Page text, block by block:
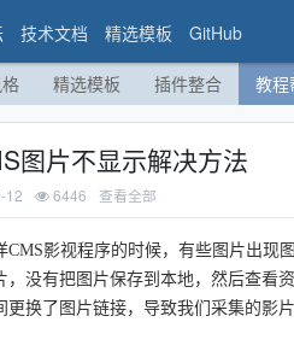
技术文档 精选模板 GitHub
精选模板 插件整合 教程
图片不显示解决方法
12 6446 查看全部
CMS影视程序的时候，有些图片出现
，没有把图片保存到本地，然后查看
更换了图片链接，导致我们采集的影